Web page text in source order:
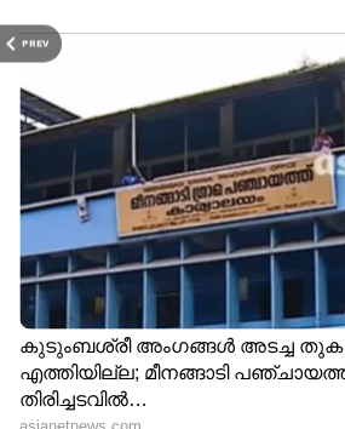
PREV
LATEST VIDEOS
മണ്ഡല പുനഃനിർണയ
സമ്മേളനത്തിൽ
'പേടി മരിച്ചവരെയല്ല